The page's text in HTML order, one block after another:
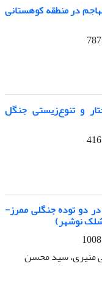
در منطقه کوهستانی
و تنوع‌زیستی جنگل
دو توده جنگلی ممرز-
نوشهر)
منیری، سید محسن